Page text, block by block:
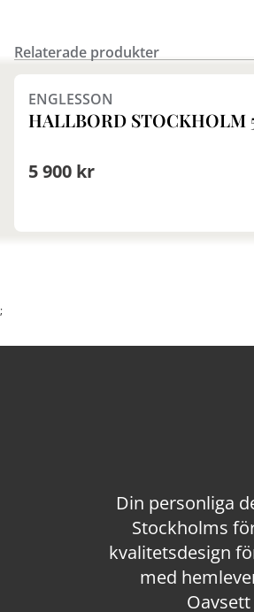
Relaterade produkter
ENGLESSON
HALLBORD STOCKHOLM
5 900 kr
;
Din personliga
Stockholms
kvalitetsdesign
med